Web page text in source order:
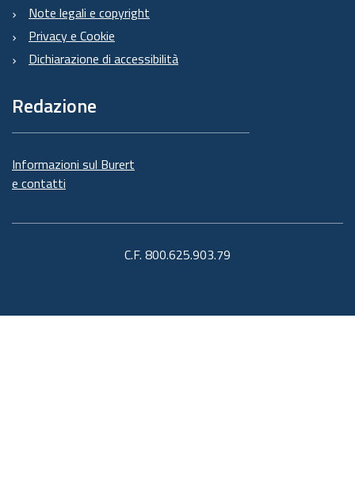
Note legali e copyright
Privacy e Cookie
Dichiarazione di accessibilità
Redazione
Informazioni sul Burert
e contatti
C.F. 800.625.903.79